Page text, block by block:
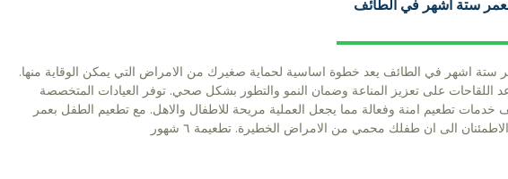
ستة اشهر في الطائف
ستة اشهر في الطائف يعد خطوة اساسية لحماية صغيرك من الامراض التي يمكن الوقاية منها.
اللقاحات على تعزيز المناعة وضمان النمو والتطور بشكل صحي. توفر العيادات المتخصصة
خدمات تطعيم امنة وفعالة مما يجعل العملية مريحة للاطفال والاهل. مع تطعيم الطفل بعمر
الى ان طفلك محمي من الامراض الخطيرة. تطعيمة ٦ شهور